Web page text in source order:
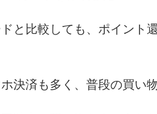
と比較しても、ポイント
決済も多く、普段の買い